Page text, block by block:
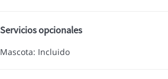
Servicios opcionales
Mascota: Incluido